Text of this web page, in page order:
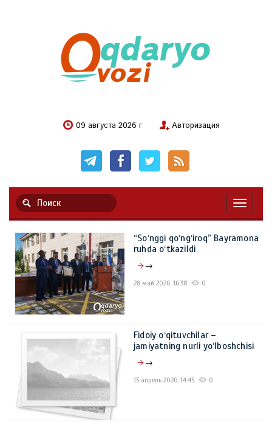
09 августа 2026 г Авторизация
“So‘nggi qo‘ng‘iroq” Bayramona
ruhda o‘tkazildi
→
28 май 2026, 16:38 0
Fidoiy o‘qituvchilar –
jamiyatning nurli yo‘lboshchisi
→
13 апрель 2026, 14:45 0